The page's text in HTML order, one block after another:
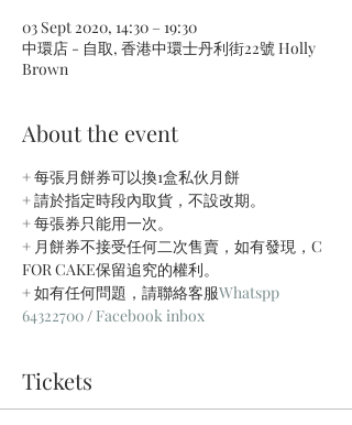
03 Sept 2020, 14:30 – 19:30
中環店 - 自取, 香港中環士丹利街22號 Holly
Brown
About the event
+ 每張月餅券可以換1盒私伙月餅
+ 請於指定時段內取貨，不設改期。
+ 每張券只能用一次。
+ 月餅券不接受任何二次售賣，如有發現，C
FOR CAKE保留追究的權利。
+ 如有任何問題，請聯絡客服Whatspp
64322700 / Facebook inbox
Tickets